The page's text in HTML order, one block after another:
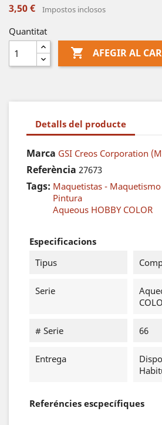
3,50 € Impostos inclosos
Quantitat
 AFEGIR AL
Detalls del producte
Marca GSI Creos Corporation
Referència 27673
Tags: Maquetistas - Maquetismo
Pintura
Aqueous HOBBY COLOR
Especificacions
Tipus
Serie
# Serie 66
Entrega
Referéncies escpecífiques